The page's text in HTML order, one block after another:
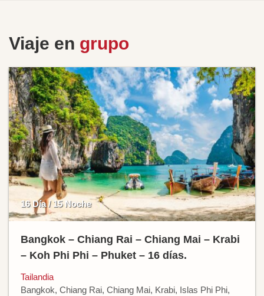
Viaje en grupo
16 Día / 15 Noche
Bangkok – Chiang Rai – Chiang Mai – Krabi
– Koh Phi Phi – Phuket – 16 días.
Tailandia
Bangkok, Chiang Rai, Chiang Mai, Krabi, Islas Phi Phi,